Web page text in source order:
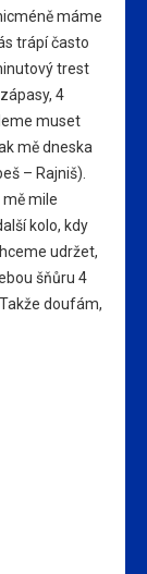
máme
trápí často
trest
4
muset
mě dneska
– Rajniš).
mě mile
kolo, kdy
udržet,
šňůru 4
doufám,